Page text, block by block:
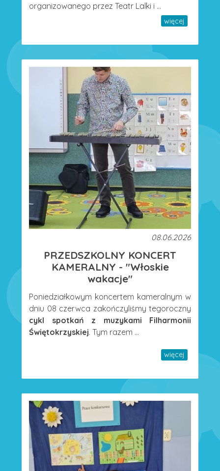
organizowanego przez Teatr Lalki i ...
więcej
08.06.2026
PRZEDSZKOLNY KONCERT
KAMERALNY - "Włoskie
wakacje"
Poniedziałkowym koncertem kameralnym w
dniu 08 czerwca zakończyliśmy tegoroczny
cykl spotkań z muzykami Filharmonii
Świętokrzyskiej. Tym razem ...
więcej